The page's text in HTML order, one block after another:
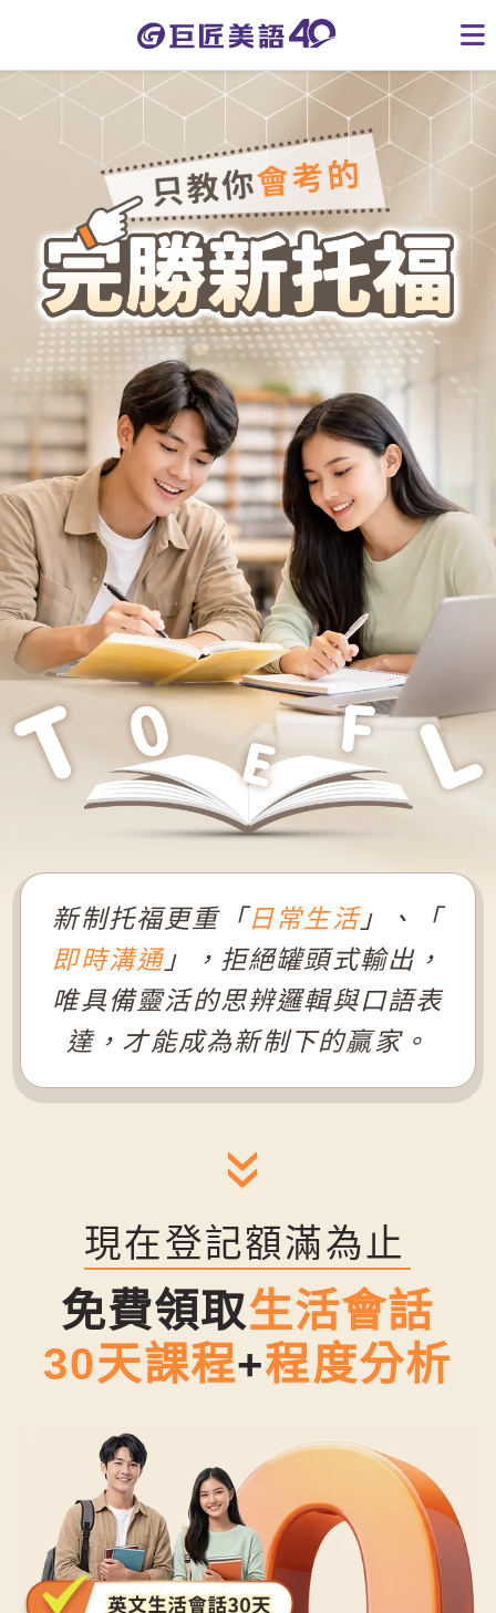
新制托福更重「 日常生活」、「
即時溝通」，拒絕罐頭式輸出，
唯具備靈活的思辨邏輯與口語表
達，才能成為新制下的贏家。
現在登記額滿為止
免費領取生活會話
30天課程+程度分析